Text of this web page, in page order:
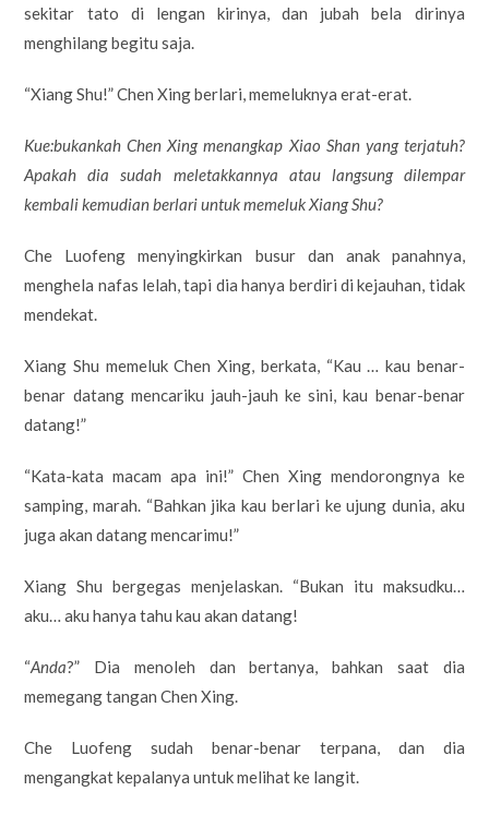
sekitar tato di lengan kirinya, dan jubah bela dirinya
menghilang begitu saja.
“Xiang Shu!” Chen Xing berlari, memeluknya erat-erat.
Kue:bukankah Chen Xing menangkap Xiao Shan yang terjatuh?
Apakah dia sudah meletakkannya atau langsung dilempar
kembali kemudian berlari untuk memeluk Xiang Shu?
Che Luofeng menyingkirkan busur dan anak panahnya,
menghela nafas lelah, tapi dia hanya berdiri di kejauhan, tidak
mendekat.
Xiang Shu memeluk Chen Xing, berkata, “Kau … kau benar-
benar datang mencariku jauh-jauh ke sini, kau benar-benar
datang!”
“Kata-kata macam apa ini!” Chen Xing mendorongnya ke
samping, marah. “Bahkan jika kau berlari ke ujung dunia, aku
juga akan datang mencarimu!”
Xiang Shu bergegas menjelaskan. “Bukan itu maksudku…
aku… aku hanya tahu kau akan datang!
“Anda?” Dia menoleh dan bertanya, bahkan saat dia
memegang tangan Chen Xing.
Che Luofeng sudah benar-benar terpana, dan dia
mengangkat kepalanya untuk melihat ke langit.